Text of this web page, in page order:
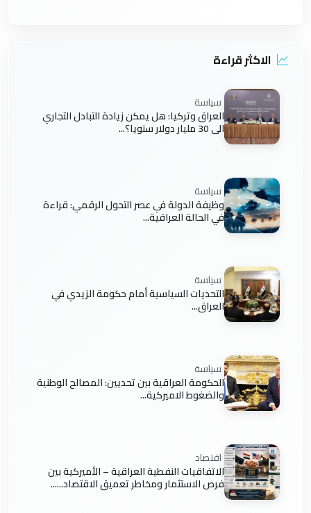
الاكثر قراءة
سياسة
العراق وتركيا: هل يمكن زيادة التبادل التجاري
الى 30 مليار دولار سنويا؟...
سياسة
وظيفة الدولة في عصر التحول الرقمي: قراءة
في الحالة العراقية...
سياسة
التحديات السياسية أمام حكومة الزيدي في
العراق...
سياسة
الحكومة العراقية بين تحديين: المصالح الوطنية
والضغوط الاميركية...
اقتصاد
الاتفاقيات النفطية العراقية – الأميركية بين
فرص الاستثمار ومخاطر تعميق الاقتصاد......